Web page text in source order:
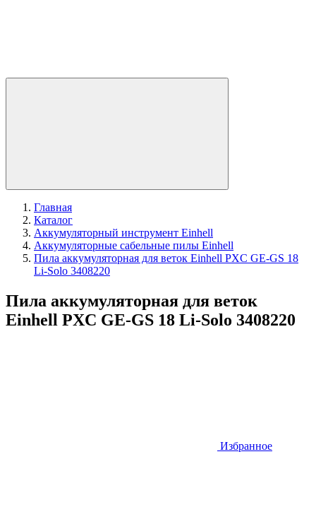
Главная
Каталог
Аккумуляторный инструмент Einhell
Аккумуляторные сабельные пилы Einhell
Пила аккумуляторная для веток Einhell PXC GE-GS 18
Li-Solo 3408220
Пила аккумуляторная для веток
Einhell PXC GE-GS 18 Li-Solo 3408220
Избранное